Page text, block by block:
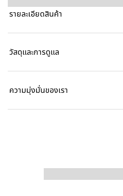
รายละเอียดสินค้า
วัสดุและการดูแล
ความมุ่งมั่นของเรา